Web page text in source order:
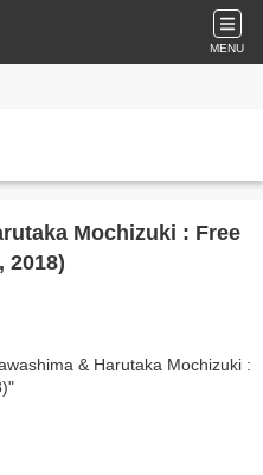
MENU
Mochizuki : Free
2018)